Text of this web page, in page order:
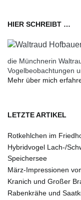
HIER SCHREIBT …
die Münchnerin
Vogelbeobachtungen
Mehr über mich
LETZTE ARTIKEL
Rotkehlchen im
Hybridvogel Lach-/
Speichersee
März-Impressionen
Kranich und Großer
Rabenkrähe und